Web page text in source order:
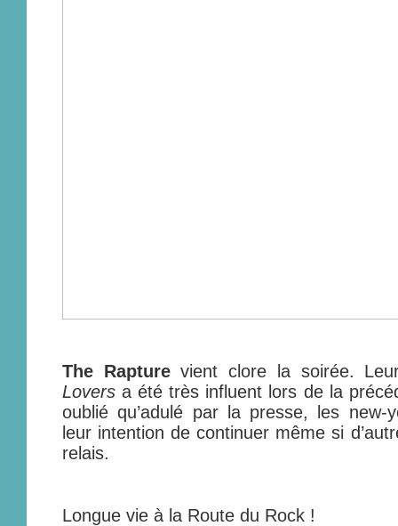
The Rapturevient clore la soirée.
Lovers a été très influent lors de la
oublié qu’adulé par la presse, les new-
leur intention de continuer même si
relais.
Longue vie à la Route du Rock !